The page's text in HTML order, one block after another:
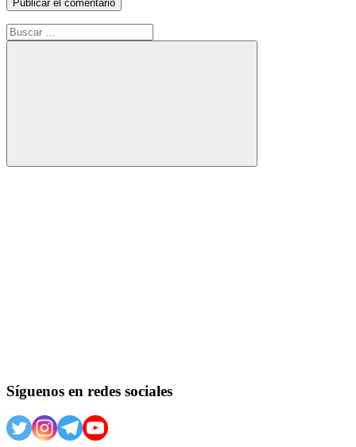
Buscar:
Buscar
Síguenos en redes sociales